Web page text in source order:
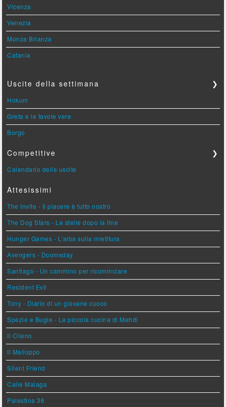
Vicenza
Venezia
Monza Brianza
Catania
Uscite della settimana ❯
Hokum
Greta e le favole vere
Borgo
Competitive ❯
Calendario delle uscite
Attesissimi
The Invite - Il piacere è tutto nostro
The Dog Stars - Le stelle dopo la fine
Hunger Games - L'alba sulla mietitura
Avengers - Doomsday
Santiago - Un cammino per ricominciare
Resident Evil
Tony - Diario di un giovane cuoco
Spezie e Bugie - La piccola cucina di Mehdi
Il Cileno
Il Malloppo
Silent Friend
Calle Malaga
Palestina 36